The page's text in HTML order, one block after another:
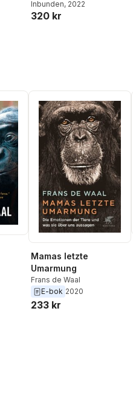
Inbunden, 2022
320 kr
antal röster:
Mamas letzte
Umarmung
Frans de Waal
E-bok 2020
233 kr